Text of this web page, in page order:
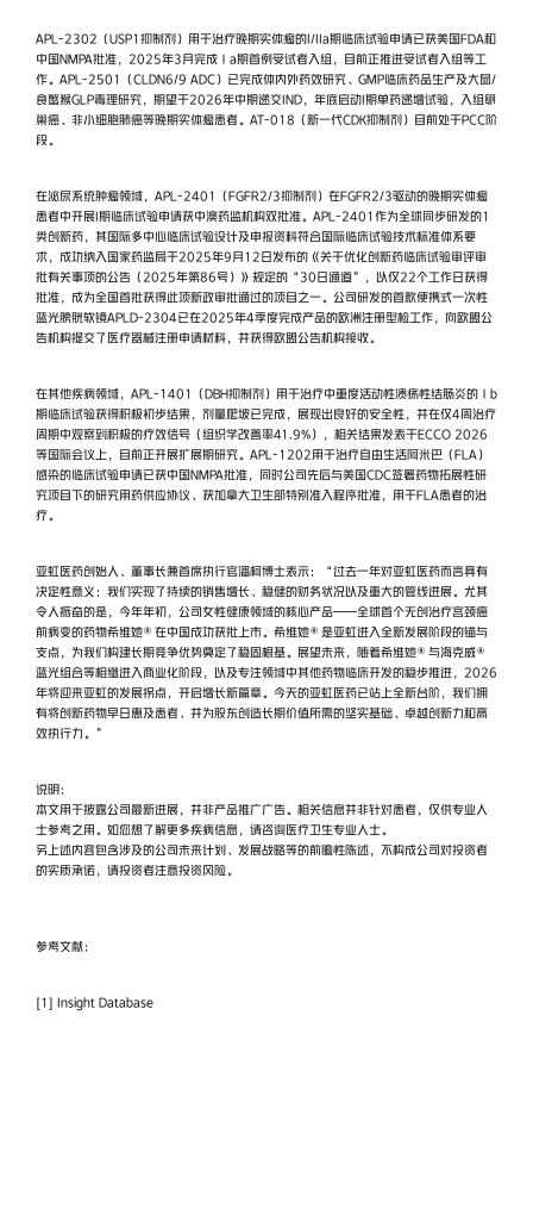
APL-2302（USP1抑制剂）用于治疗晚期实体瘤的I/IIa期临床试验申请已获美国FDA和
中国NMPA批准，2025年3月完成Ⅰa期首例受试者入组，目前正推进受试者入组等工
作。APL-2501（CLDN6/9 ADC）已完成体内外药效研究、GMP临床药品生产及大鼠/
食蟹猴GLP毒理研究，期望于2026年中期递交IND，年底启动I期单药递增试验，入组卵
巢癌、非小细胞肺癌等晚期实体瘤患者。AT-018（新一代CDK抑制剂）目前处于PCC阶
段。
在泌尿系统肿瘤领域，APL-2401（FGFR2/3抑制剂）在FGFR2/3驱动的晚期实体瘤
患者中开展I期临床试验申请获中澳药监机构双批准。APL-2401作为全球同步研发的1
类创新药，其国际多中心临床试验设计及申报资料符合国际临床试验技术标准体系要
求，成功纳入国家药监局于2025年9月12日发布的《关于优化创新药临床试验审评审
批有关事项的公告（2025年第86号）》规定的“30日通道”，以仅22个工作日获得
批准，成为全国首批获得此项新政审批通过的项目之一。公司研发的首款便携式一次性
蓝光膀胱软镜APLD-2304已在2025年4季度完成产品的欧洲注册型检工作，向欧盟公
告机构提交了医疗器械注册申请材料，并获得欧盟公告机构接收。
在其他疾病领域，APL-1401（DBH抑制剂）用于治疗中重度活动性溃疡性结肠炎的Ⅰb
期临床试验获得积极初步结果，剂量爬坡已完成，展现出良好的安全性，并在仅4周治疗
周期中观察到积极的疗效信号（组织学改善率41.9%），相关结果发表于ECCO 2026
等国际会议上，目前正开展扩展期研究。APL-1202用于治疗自由生活阿米巴（FLA）
感染的临床试验申请已获中国NMPA批准，同时公司先后与美国CDC签署药物拓展性研
究项目下的研究用药供应协议、获加拿大卫生部特别准入程序批准，用于FLA患者的治
疗。
亚虹医药创始人、董事长兼首席执行官潘柯博士表示：“过去一年对亚虹医药而言具有
决定性意义：我们实现了持续的销售增长、稳健的财务状况以及重大的管线进展。尤其
令人振奋的是，今年年初，公司女性健康领域的核心产品——全球首个无创治疗宫颈癌
前病变的药物希维她®在中国成功获批上市。希维她®是亚虹进入全新发展阶段的锚与
支点，为我们构建长期竞争优势奠定了稳固根基。展望未来，随着希维她®与海克威®
蓝光组合等相继进入商业化阶段，以及专注领域中其他药物临床开发的稳步推进，2026
年将迎来亚虹的发展拐点，开启增长新篇章。今天的亚虹医药已站上全新台阶，我们拥
有将创新药物早日惠及患者、并为股东创造长期价值所需的坚实基础、卓越创新力和高
效执行力。”
说明：
本文用于披露公司最新进展，并非产品推广广告。相关信息并非针对患者，仅供专业人
士参考之用。如您想了解更多疾病信息，请咨询医疗卫生专业人士。
另上述内容包含涉及的公司未来计划、发展战略等的前瞻性陈述，不构成公司对投资者
的实质承诺，请投资者注意投资风险。
参考文献：
[1] Insight Database